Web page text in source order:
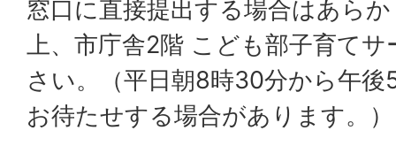
窓口に直接提出する場合はあら
上、市庁舎2階 こども部子育て
さい。（平日朝8時30分から午
お待たせする場合があります。）